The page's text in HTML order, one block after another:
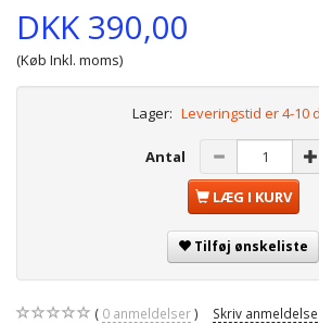
DKK 390,00
(Køb Inkl. moms)
Lager: Leveringstid er 4-10
Antal
LÆG I KURV
Tilføj ønskeliste
0 anmeldelser Skriv anmeldelse